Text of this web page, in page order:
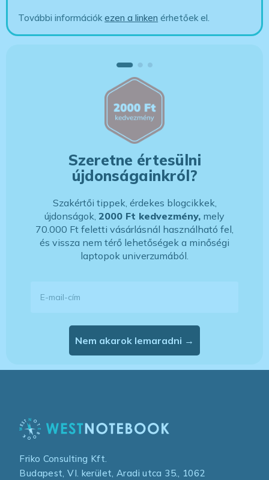
További információkezen a linken érhetőek el.
Szeretne értesülni
újdonságainkról?
Szakértői tippek, érdekes blogcikkek,
újdonságok, 2000 Ft kedvezmény, mely
70.000 Ft feletti vásárlásnál használható fel,
és vissza nem térő lehetőségek a minőségi
laptopok univerzumából.
Nem akarok lemaradni →
Friko Consulting Kft.
Budapest, VI. kerület, Aradi utca 35., 1062